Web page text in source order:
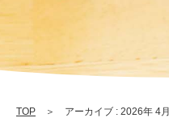
TOP ＞ アーカイブ : 2026年 4月